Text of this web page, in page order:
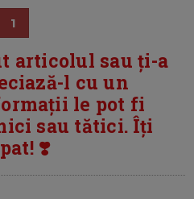
1
articolul sau ți-a
l cu un
le pot fi
sau tătici. Îți
❣️